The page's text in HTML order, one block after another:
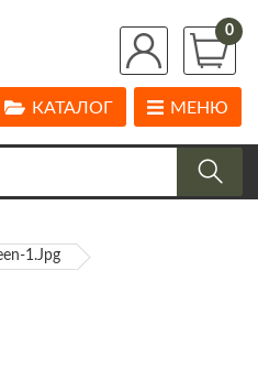
0
МЕНЮ
КАТАЛОГ
1.jpg